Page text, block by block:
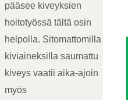
pääsee kiveyksien
hoitotyössä tältä osin
helpolla. Sitomattomilla
kiviaineksilla saumattu
kiveys vaatii aika-ajoin
myös